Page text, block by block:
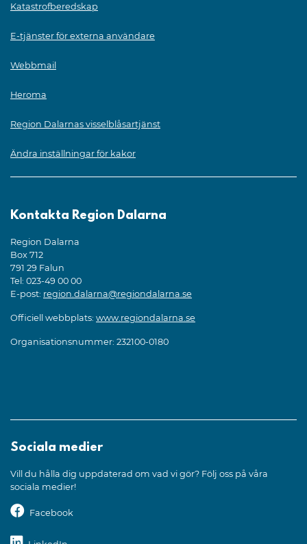
Katastrofberedskap
E-tjänster för externa användare
Webbmail
Heroma
Region Dalarnas visselblåsartjänst
Ändra inställningar för kakor
Kontakta Region Dalarna
Region Dalarna
Box 712
791 29 Falun
Tel: 023-49 00 00
E-post: region.dalarna@regiondalarna.se
Officiell webbplats: www.regiondalarna.se
Organisationsnummer: 232100-0180
Sociala medier
Vill du hålla dig uppdaterad om vad vi gör? Följ oss på våra
sociala medier!
Facebook